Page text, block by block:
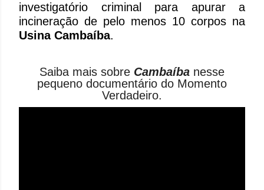
investigatório criminal para apurar a
incineração de pelo menos 10 corpos na
Usina Cambaíba.
Saiba mais sobre Cambaíba nesse
pequeno documentário do Momento
Verdadeiro.